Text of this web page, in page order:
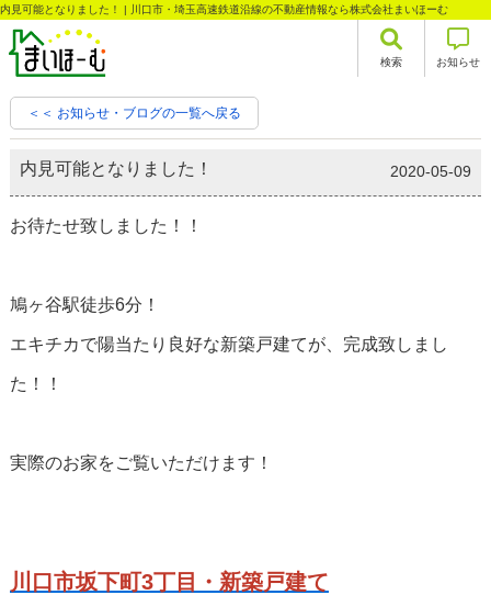
内見可能となりました！ | 川口市・埼玉高速鉄道沿線の不動産情報なら株式会社まいほーむ
検索 お知らせ
＜＜ お知らせ・ブログの一覧へ戻る
内見可能となりました！ 2020-05-09
お待たせ致しました！！
鳩ヶ谷駅徒歩6分！
エキチカで陽当たり良好な新築戸建てが、完成致しまし
た！！
実際のお家をご覧いただけます！
川口市坂下町3丁目・新築戸建て